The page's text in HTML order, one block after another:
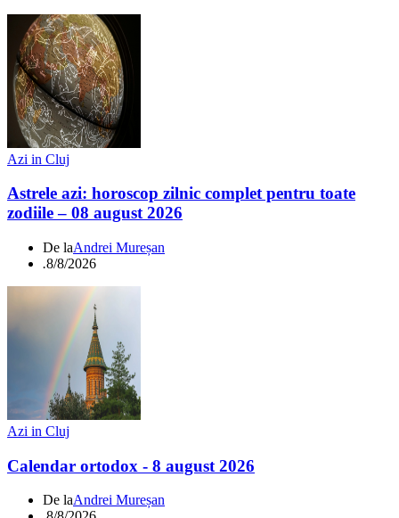
Azi in Cluj
Astrele azi: horoscop zilnic complet pentru toate
zodiile – 08 august 2026
De laAndrei Mureșan
.8/8/2026
Azi in Cluj
Calendar ortodox - 8 august 2026
De laAndrei Mureșan